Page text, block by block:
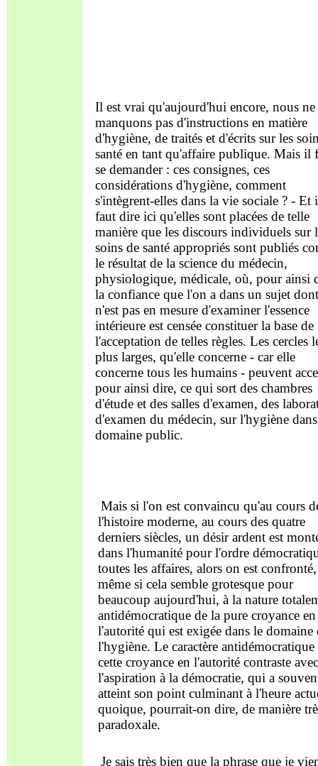
Il est vrai qu'aujourd'hui encore, nous ne
manquons pas d'instructions en matière
d'hygiène, de traités et d'écrits sur les
santé en tant qu'affaire publique. Mais il
se demander : ces consignes, ces
considérations d'hygiène, comment
s'intègrent-elles dans la vie sociale ? - Et
faut dire ici qu'elles sont placées de telle
manière que les discours individuels sur
soins de santé appropriés sont publiés
le résultat de la science du médecin,
physiologique, médicale, où, pour ainsi
la confiance que l'on a dans un sujet
n'est pas en mesure d'examiner l'essence
intérieure est censée constituer la base de
l'acceptation de telles règles. Les cercles
plus larges, qu'elle concerne - car elle
concerne tous les humains - peuvent
pour ainsi dire, ce qui sort des chambres
d'étude et des salles d'examen, des
d'examen du médecin, sur l'hygiène
domaine public.
Mais si l'on est convaincu qu'au cours
l'histoire moderne, au cours des quatre
derniers siècles, un désir ardent est
dans l'humanité pour l'ordre
toutes les affaires, alors on est confronté,
même si cela semble grotesque pour
beaucoup aujourd'hui, à la nature
antidémocratique de la pure croyance en
l'autorité qui est exigée dans le domaine
l'hygiène. Le caractère antidémocratique
cette croyance en l'autorité contraste avec
l'aspiration à la démocratie, qui a
atteint son point culminant à l'heure
quoique, pourrait-on dire, de manière
paradoxale.
Je sais très bien que la phrase que je